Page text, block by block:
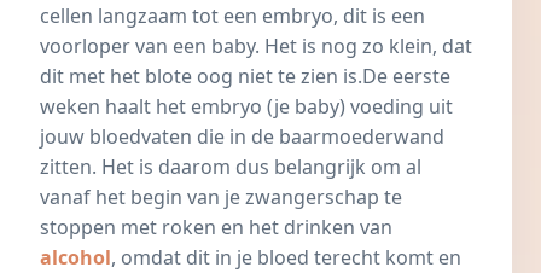
cellen langzaam tot een embryo, dit is een
voorloper van een baby. Het is nog zo klein, dat
dit met het blote oog niet te zien is.De eerste
weken haalt het embryo (je baby) voeding uit
jouw bloedvaten die in de baarmoederwand
zitten. Het is daarom dus belangrijk om al
vanaf het begin van je zwangerschap te
stoppen met roken en het drinken van
alcohol, omdat dit in je bloed terecht komt en